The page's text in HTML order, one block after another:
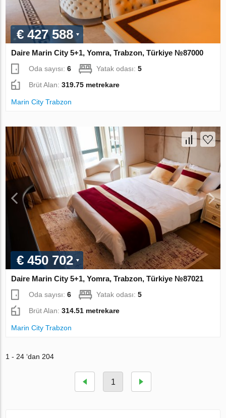
€ 427 588
Daire Marin City 5+1, Yomra, Trabzon, Türkiye №87000
Oda sayısı:6 Yatak odası:5
Brüt Alan:319.75 metrekare
Marin City Trabzon
€ 450 702
Daire Marin City 5+1, Yomra, Trabzon, Türkiye №87021
Oda sayısı:6 Yatak odası:5
Brüt Alan:314.51 metrekare
Marin City Trabzon
1 - 24 ‘dan 204
1